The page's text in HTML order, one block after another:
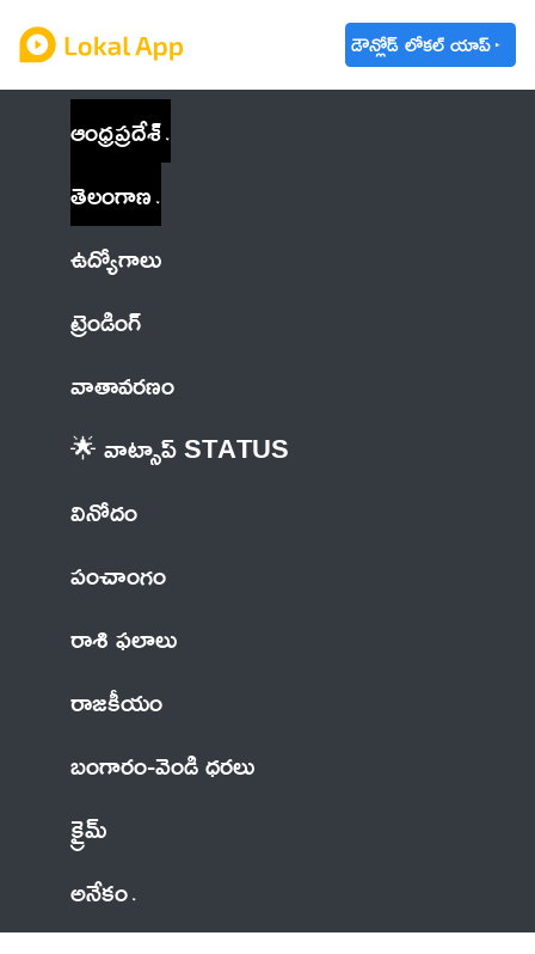
డౌన్లోడ్ లోకల్ యాప్
ఆంధ్రప్రదేశ్
తెలంగాణ
ఉద్యోగాలు
ట్రెండింగ్
వాతావరణం
🌟 వాట్సాప్ STATUS
వినోదం
పంచాంగం
రాశి ఫలాలు
రాజకీయం
బంగారం-వెండి ధరలు
క్రైమ్
అనేకం